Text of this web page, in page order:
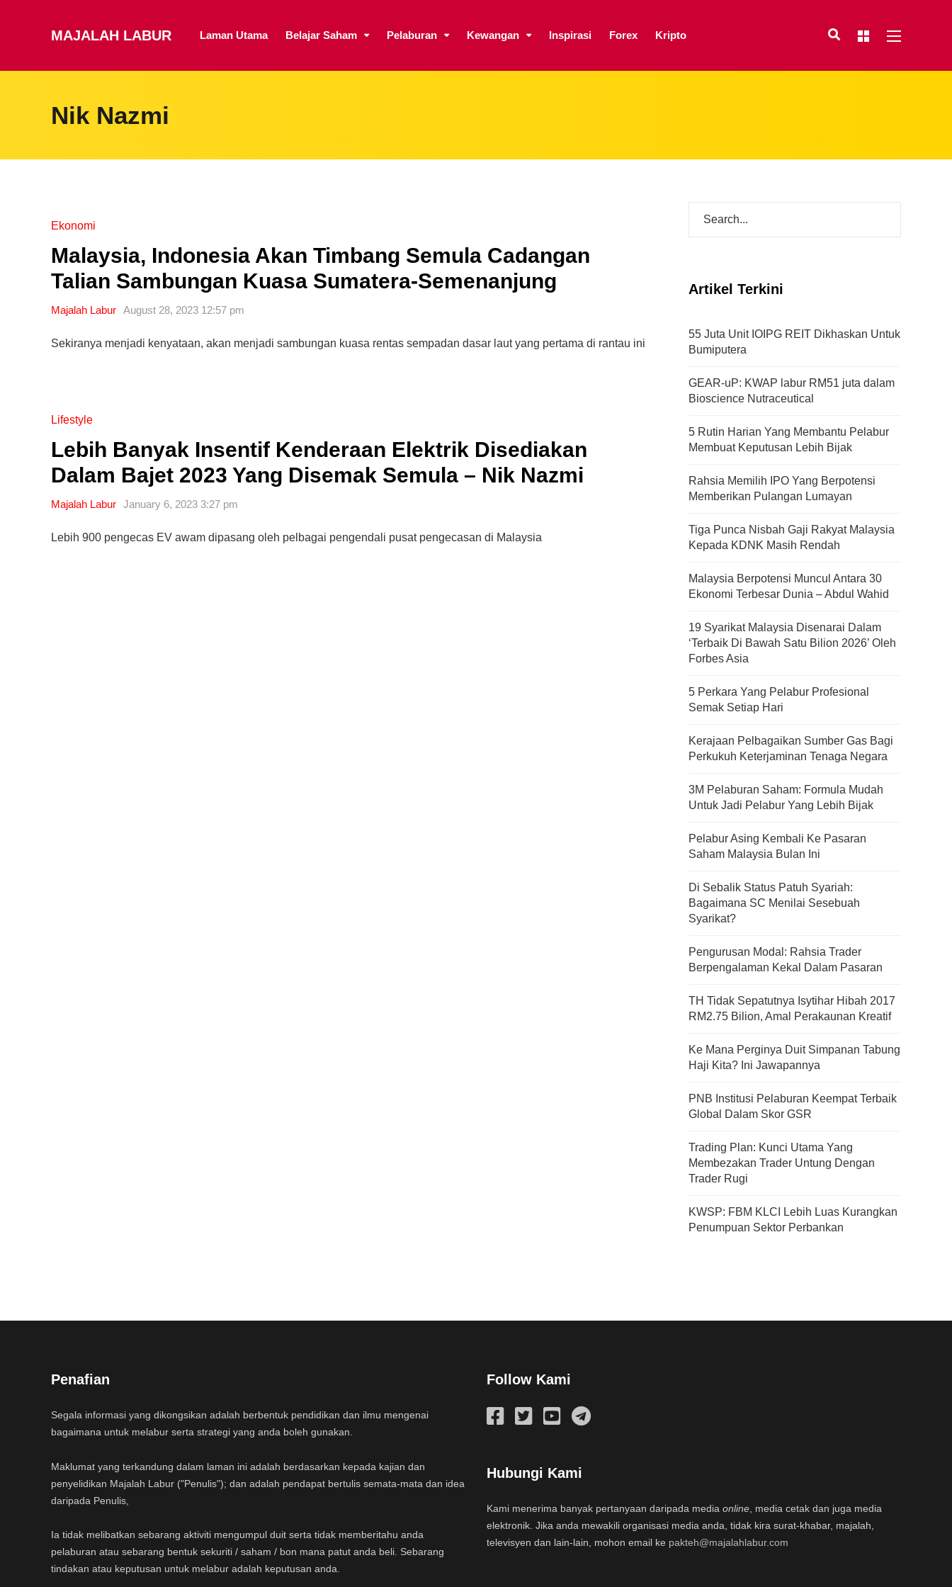
MAJALAH LABUR Laman Utama Belajar Saham Pelaburan Kewangan Inspirasi Forex Kripto
Nik Nazmi
Ekonomi
Malaysia, Indonesia Akan Timbang Semula Cadangan
Talian Sambungan Kuasa Sumatera-Semenanjung
Majalah Labur August 28, 2023 12:57 pm
Sekiranya menjadi kenyataan, akan menjadi sambungan kuasa rentas sempadan dasar laut yang pertama di rantau ini
Lifestyle
Lebih Banyak Insentif Kenderaan Elektrik Disediakan
Dalam Bajet 2023 Yang Disemak Semula – Nik Nazmi
Majalah Labur January 6, 2023 3:27 pm
Lebih 900 pengecas EV awam dipasang oleh pelbagai pengendali pusat pengecasan di Malaysia
Artikel Terkini
55 Juta Unit IOIPG REIT Dikhaskan Untuk
Bumiputera
GEAR-uP: KWAP labur RM51 juta dalam
Bioscience Nutraceutical
5 Rutin Harian Yang Membantu Pelabur
Membuat Keputusan Lebih Bijak
Rahsia Memilih IPO Yang Berpotensi
Memberikan Pulangan Lumayan
Tiga Punca Nisbah Gaji Rakyat Malaysia
Kepada KDNK Masih Rendah
Malaysia Berpotensi Muncul Antara 30
Ekonomi Terbesar Dunia – Abdul Wahid
19 Syarikat Malaysia Disenarai Dalam
‘Terbaik Di Bawah Satu Bilion 2026’ Oleh
Forbes Asia
5 Perkara Yang Pelabur Profesional
Semak Setiap Hari
Kerajaan Pelbagaikan Sumber Gas Bagi
Perkukuh Keterjaminan Tenaga Negara
3M Pelaburan Saham: Formula Mudah
Untuk Jadi Pelabur Yang Lebih Bijak
Pelabur Asing Kembali Ke Pasaran
Saham Malaysia Bulan Ini
Di Sebalik Status Patuh Syariah:
Bagaimana SC Menilai Sesebuah
Syarikat?
Pengurusan Modal: Rahsia Trader
Berpengalaman Kekal Dalam Pasaran
TH Tidak Sepatutnya Isytihar Hibah 2017
RM2.75 Bilion, Amal Perakaunan Kreatif
Ke Mana Perginya Duit Simpanan Tabung
Haji Kita? Ini Jawapannya
PNB Institusi Pelaburan Keempat Terbaik
Global Dalam Skor GSR
Trading Plan: Kunci Utama Yang
Membezakan Trader Untung Dengan
Trader Rugi
KWSP: FBM KLCI Lebih Luas Kurangkan
Penumpuan Sektor Perbankan
Penafian
Segala informasi yang dikongsikan adalah berbentuk pendidikan dan ilmu mengenai
bagaimana untuk melabur serta strategi yang anda boleh gunakan.
Maklumat yang terkandung dalam laman ini adalah berdasarkan kepada kajian dan
penyelidikan Majalah Labur ("Penulis"); dan adalah pendapat bertulis semata-mata dan idea
daripada Penulis,
Ia tidak melibatkan sebarang aktiviti mengumpul duit serta tidak memberitahu anda
pelaburan atau sebarang bentuk sekuriti / saham / bon mana patut anda beli. Sebarang
tindakan atau keputusan untuk melabur adalah keputusan anda.
Follow Kami
Hubungi Kami
Kami menerima banyak pertanyaan daripada media online , media cetak dan juga media
elektronik. Jika anda mewakili organisasi media anda, tidak kira surat-khabar, majalah,
televisyen dan lain-lain, mohon email ke pakteh@majalahlabur.com
Kenali Franchisee Disebalik
Family Mart
Apa Itu Fundamental Analysis
Yang Selalu Sifu Saham Sebut